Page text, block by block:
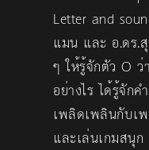
Letter and
แมน และ อ.ดร.
ๆ ให้รู้จักตัว O ว่
อย่างไร ได้รู้จัก
เพลิดเพลินกับเ
และเล่นเกมสนุ